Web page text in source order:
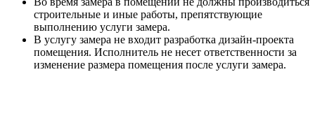
строительные и иные работы, препятствующие
выполнению услуги замера.
В услугу замера не входит разработка дизайн-проекта
помещения. Исполнитель не несет ответственности за
изменение размера помещения после услуги замера.